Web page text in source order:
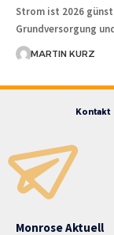
Strom ist 2026
Grundversorgung
MARTIN KURZ
Kontakt
Monrose Aktuell